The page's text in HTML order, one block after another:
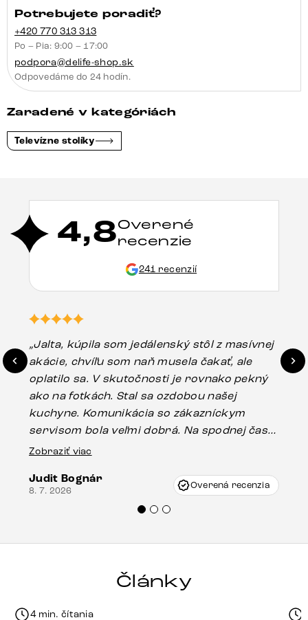
Potrebujete poradiť?
+420 770 313 313
Po – Pia: 9:00 – 17:00
podpora@delife-shop.sk
Odpovedáme do 24 hodín.
Zaradené v kategóriách
Televízne stolíky
4,8Overené
recenzie
241 recenzií
„Jalta, kúpila som jedálenský stôl z masívnej
akácie, chvíľu som naň musela čakať, ale
oplatilo sa. V skutočnosti je rovnako pekný
ako na fotkách. Stal sa ozdobou našej
kuchyne. Komunikácia so zákazníckym
servisom bola veľmi dobrá. Na spodnej časti
stola bolo malé poškodenie, pravdepodobne
Vincze pri riešení mojej záležitosti pristúpili
veľmi korektne. Odporúčam produkty Delife
Zobraziť viac
Judit Bognár
8. 7. 2026 Overená recenzia
Články
4 min. čítania